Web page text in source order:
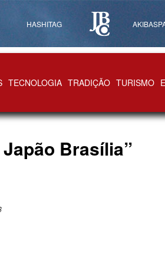
HASHITAG
TECNOLOGIA TRADIÇÃO TURISMO
Brasília”